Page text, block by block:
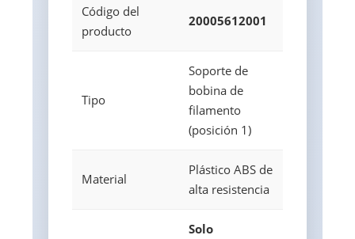
Código del
producto
20005612001
Tipo
Soporte de
bobina de
filamento
(posición 1)
Material
Plástico ABS de
alta resistencia
Solo